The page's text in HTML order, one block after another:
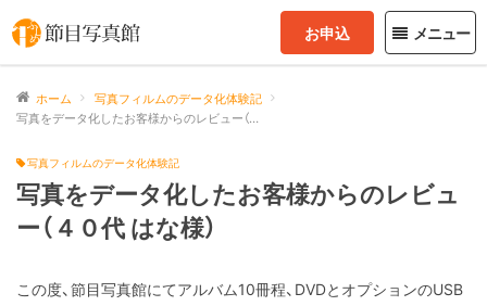
メニュー
お申込
ホーム
写真フィルムのデータ化体験記
写真をデータ化したお客様からのレビュー（４０代 はな様）
写真フィルムのデータ化体験記
写真をデータ化したお客様からのレビュ
ー（４０代 はな様）
この度、節目写真館にてアルバム10冊程、DVDとオプションのUSB